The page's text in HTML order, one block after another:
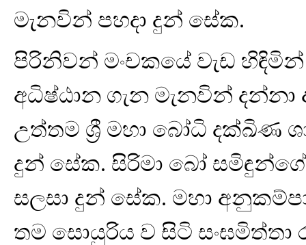
මැනවින් පහදා දුන් සේක.
පිරිනිවන් මංචකයේ වැඩ
අධිෂ්ඨාන ගැන මැනවින්
උත්තම ශ්‍රී මහා බෝධි දක්ඛිණ
දුන් සේක. සිරිමා බෝ
සලසා දුන් සේක. මහා
තම සොයුරිය ව සිටි